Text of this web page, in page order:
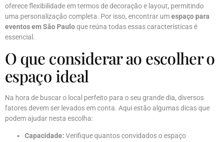
oferece flexibilidade em termos de decoração e layout, permitindo
uma personalização completa. Por isso, encontrar umespaço para
eventos em São Pauloque reúna todas essas características é
essencial.
O que considerar ao escolher o
espaço ideal
Na hora de buscar o local perfeito para o seu grande dia, diversos
fatores devem ser levados em conta. Aqui estão algumas dicas que
podem ajudar nesta escolha:
Capacidade: Verifique quantos convidados o espaço